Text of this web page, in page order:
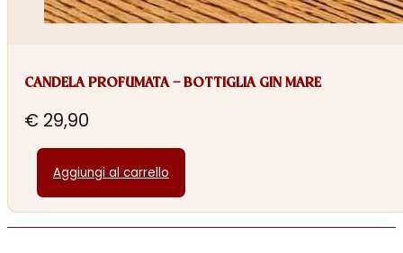
CANDELA PROFUMATA – BOTTIGLIA GIN MARE
€ 29,90
Aggiungi al carrello